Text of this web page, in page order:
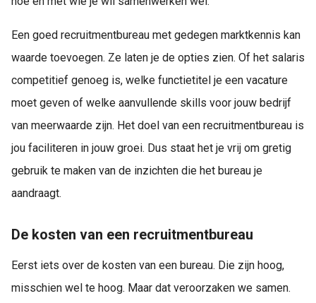
Een goed recruitmentbureau met gedegen marktkennis kan
waarde toevoegen. Ze laten je de opties zien. Of het salaris
competitief genoeg is, welke functietitel je een vacature
moet geven of welke aanvullende skills voor jouw bedrijf
van meerwaarde zijn. Het doel van een recruitmentbureau is
jou faciliteren in jouw groei. Dus staat het je vrij om gretig
gebruik te maken van de inzichten die het bureau je
aandraagt.
De kosten van een recruitmentbureau
Eerst iets over de kosten van een bureau. Die zijn hoog,
misschien wel te hoog. Maar dat veroorzaken we samen.